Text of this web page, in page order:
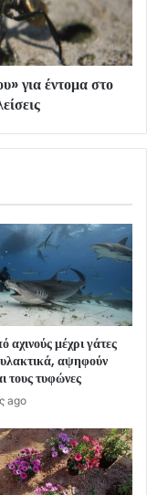
για έντομα στο
αχινούς μέχρι γάτες
αψηφούν
τους τυφώνες
ago